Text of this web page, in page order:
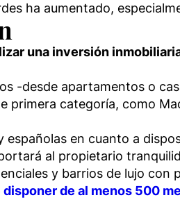
ha aumentado,
una inversión
-desde apartamentos o
categoría, como
en cuanto a
al propietario
y barrios de lujo con
de al menos 500